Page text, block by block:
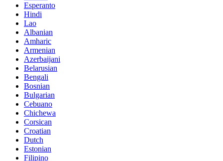
Esperanto
Hindi
Lao
Albanian
Amharic
Armenian
Azerbaijani
Belarusian
Bengali
Bosnian
Bulgarian
Cebuano
Chichewa
Corsican
Croatian
Dutch
Estonian
Filipino